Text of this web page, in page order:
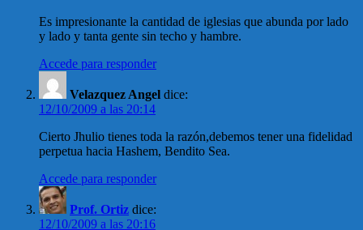
Es impresionante la cantidad de iglesias que abunda por lado
y lado y tanta gente sin techo y hambre.
Accede para responder
Velazquez Angel dice:
12/10/2009 a las 20:14
Cierto Jhulio tienes toda la razón,debemos tener una fidelidad
perpetua hacia Hashem, Bendito Sea.
Accede para responder
Prof. Ortiz dice:
12/10/2009 a las 20:16